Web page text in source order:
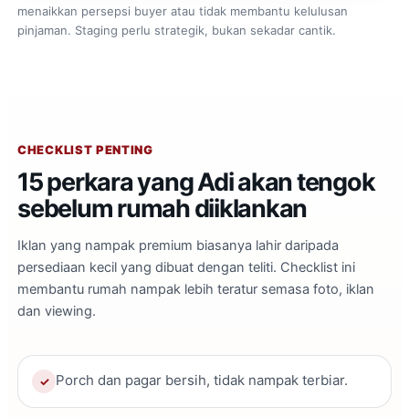
menaikkan persepsi buyer atau tidak membantu kelulusan
pinjaman. Staging perlu strategik, bukan sekadar cantik.
CHECKLIST PENTING
15 perkara yang Adi akan tengok
sebelum rumah diiklankan
Iklan yang nampak premium biasanya lahir daripada
persediaan kecil yang dibuat dengan teliti. Checklist ini
membantu rumah nampak lebih teratur semasa foto, iklan
dan viewing.
✓ Porch dan pagar bersih, tidak nampak terbiar.